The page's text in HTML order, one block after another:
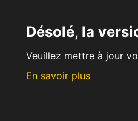
Désolé, la
Veuillez mettre à jour
En savoir plus